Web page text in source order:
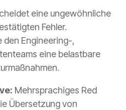
eine ungewöhnliche
Fehler.
den Engineering-,
eine belastbare
Mehrsprachiges Red
Übersetzung von